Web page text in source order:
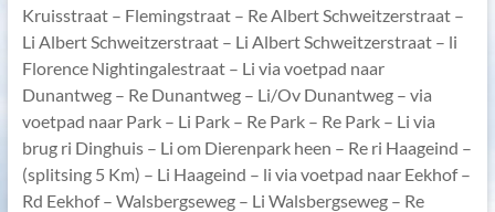
Kruisstraat – Flemingstraat – Re Albert Schweitzerstraat –
Li Albert Schweitzerstraat – Li Albert Schweitzerstraat – li
Florence Nightingalestraat – Li via voetpad naar
Dunantweg – Re Dunantweg – Li/Ov Dunantweg – via
voetpad naar Park – Li Park – Re Park – Re Park – Li via
brug ri Dinghuis – Li om Dierenpark heen – Re ri Haageind –
(splitsing 5 Km) – Li Haageind – li via voetpad naar Eekhof –
Rd Eekhof – Walsbergseweg – Li Walsbergseweg – Re